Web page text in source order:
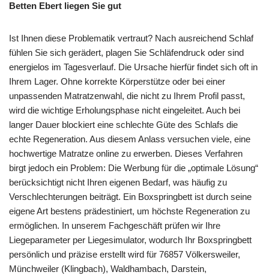
Betten Ebert liegen Sie gut
Ist Ihnen diese Problematik vertraut? Nach ausreichend Schlaf
fühlen Sie sich gerädert, plagen Sie Schläfendruck oder sind
energielos im Tagesverlauf. Die Ursache hierfür findet sich oft in
Ihrem Lager. Ohne korrekte Körperstütze oder bei einer
unpassenden Matratzenwahl, die nicht zu Ihrem Profil passt,
wird die wichtige Erholungsphase nicht eingeleitet. Auch bei
langer Dauer blockiert eine schlechte Güte des Schlafs die
echte Regeneration. Aus diesem Anlass versuchen viele, eine
hochwertige Matratze online zu erwerben. Dieses Verfahren
birgt jedoch ein Problem: Die Werbung für die „optimale Lösung“
berücksichtigt nicht Ihren eigenen Bedarf, was häufig zu
Verschlechterungen beiträgt. Ein Boxspringbett ist durch seine
eigene Art bestens prädestiniert, um höchste Regeneration zu
ermöglichen. In unserem Fachgeschäft prüfen wir Ihre
Liegeparameter per Liegesimulator, wodurch Ihr Boxspringbett
persönlich und präzise erstellt wird für 76857 Völkersweiler,
Münchweiler (Klingbach), Waldhambach, Darstein,